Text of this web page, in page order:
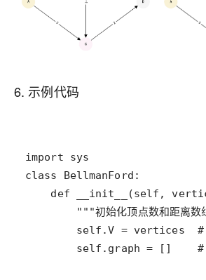
6. 示例代码
import
sys
class
BellmanFord
def
__init__ (self ,
"""初始化顶点数和距离
self .V = vertices
#
self . graph = []